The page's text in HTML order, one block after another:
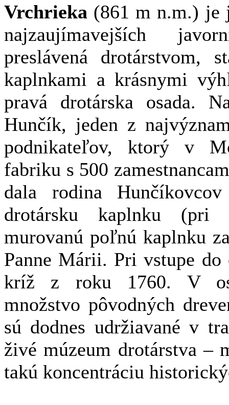
Vrchrieka (861 m n.m.) je
najzaujímavejších
preslávená drotárstvom,
kaplnkami a krásnymi
pravá drotárska osada.
Hunčík, jeden z
podnikateľov, ktorý v
fabriku s 500
dala rodina
drotársku kaplnku (pri
murovanú poľnú kaplnku
Panne Márii. Pri vstupe
kríž z roku 1760. V
množstvo pôvodných
sú dodnes udržiavané v
živé múzeum drotárstva –
takú koncentráciu